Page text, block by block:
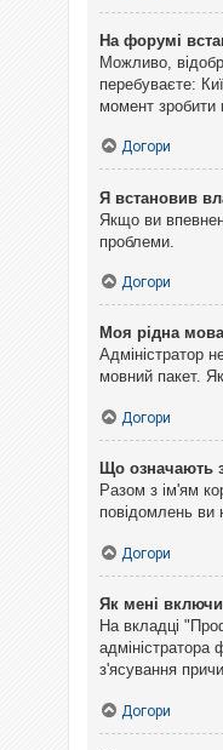
На форумі
Можливо,
перебуваєте:
момент зробити
Догори
Я встановив
Якщо ви
проблеми.
Догори
Моя рідна
Адміністратор
мовний пакет.
Догори
Що означають
Разом з ім'ям
повідомлень ви
Догори
Як мені
На вкладці
адміністратора
з'ясування
Догори